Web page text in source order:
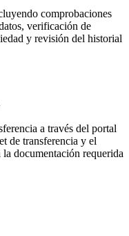
comprobaciones
verificación de
y revisión del historial
a través del portal
de transferencia y el
documentación requerida